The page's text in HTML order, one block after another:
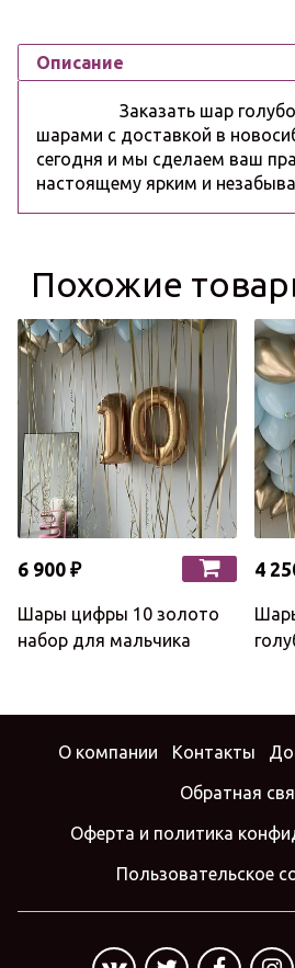
Описание
Заказать шар голубой
шарами с доставкой в
сегодня и мы сделаем ваш
настоящему ярким и
Похожие
6 900 ₽
Шары цифры 10 золото
набор для мальчика
4
О компании Контакты
Обратная
Оферта и политика
Пользовательское